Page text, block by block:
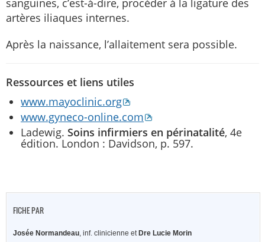
artères iliaques internes.
Après la naissance, l’allaitement sera possible.
Ressources et liens utiles
www.mayoclinic.org
www.gyneco-online.com
Ladewig. Soins infirmiers en périnatalité, 4e
édition. London : Davidson, p. 597.
FICHE PAR
Josée Normandeau, inf. clinicienne et Dre Lucie Morin